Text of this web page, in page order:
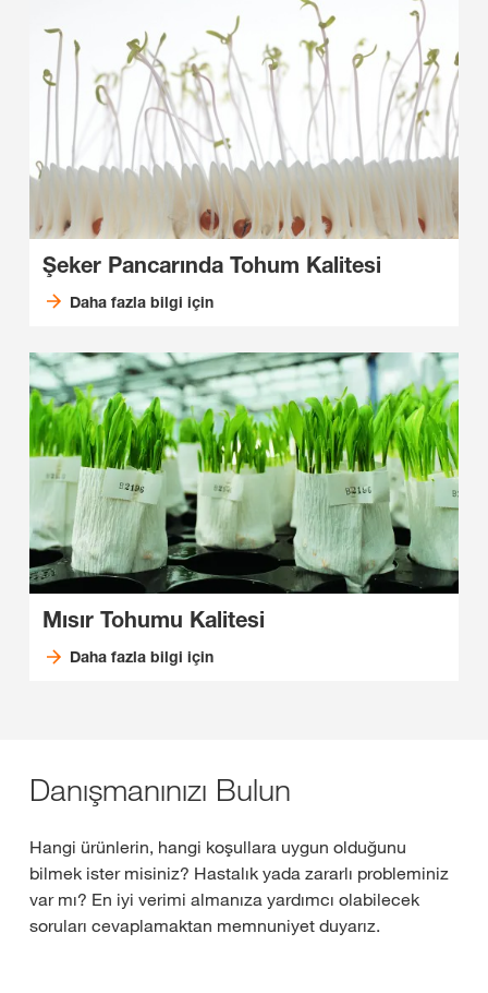
Şeker Pancarında Tohum Kalitesi
Daha fazla bilgi için
Mısır Tohumu Kalitesi
Daha fazla bilgi için
Danışmanınızı Bulun
Hangi ürünlerin, hangi koşullara uygun olduğunu
bilmek ister misiniz? Hastalık yada zararlı probleminiz
var mı? En iyi verimi almanıza yardımcı olabilecek
soruları cevaplamaktan memnuniyet duyarız.